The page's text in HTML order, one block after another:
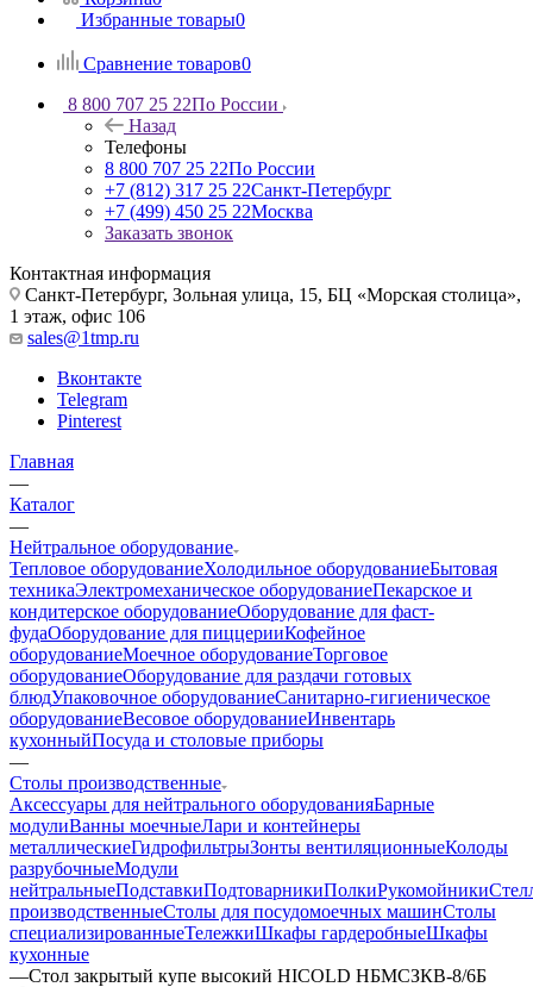
Избранные товары0
Сравнение товаров0
8 800 707 25 22По России
Назад
Телефоны
8 800 707 25 22По России
+7 (812) 317 25 22Санкт-Петербург
+7 (499) 450 25 22Москва
Заказать звонок
Контактная информация
Санкт-Петербург, Зольная улица, 15, БЦ «Морская столица»,
1 этаж, офис 106
sales@1tmp.ru
Вконтакте
Telegram
Pinterest
Главная
—
Каталог
—
Нейтральное оборудование
Тепловое оборудованиеХолодильное оборудованиеБытовая
техникаЭлектромеханическое оборудованиеПекарское и
кондитерское оборудованиеОборудование для фаст-
фудаОборудование для пиццерииКофейное
оборудованиеМоечное оборудованиеТорговое
оборудованиеОборудование для раздачи готовых
блюдУпаковочное оборудованиеСанитарно-гигиеническое
оборудованиеВесовое оборудованиеИнвентарь
кухонныйПосуда и столовые приборы
—
Столы производственные
Аксессуары для нейтрального оборудованияБарные
модулиВанны моечныеЛари и контейнеры
металлическиеГидрофильтрыЗонты вентиляционныеКолоды
разрубочныеМодули
нейтральныеПодставкиПодтоварникиПолкиРукомойники
производственныеСтолы для посудомоечных машинСтолы
специализированныеТележкиШкафы гардеробныеШкафы
кухонные
—Стол закрытый купе высокий HICOLD НБМСЗКВ-8/6Б